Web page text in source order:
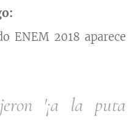
ENEM 2018 aparece
'¡a la puta